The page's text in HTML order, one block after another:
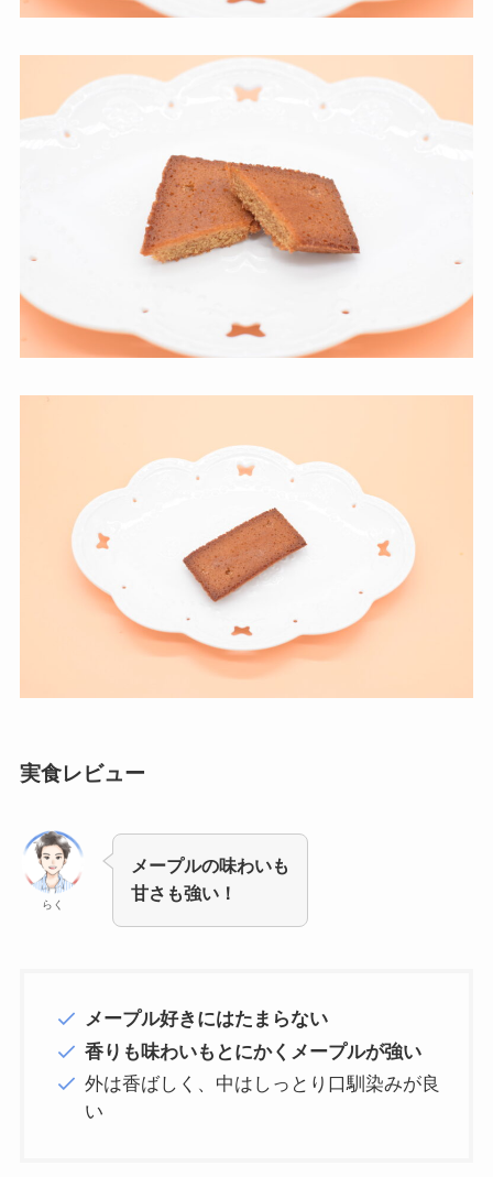
実食レビュー
らく
メープルの味わいも
甘さも強い！
メープル好きにはたまらない
香りも味わいもとにかくメープルが強い
外は香ばしく、中はしっとり口馴染みが良
い